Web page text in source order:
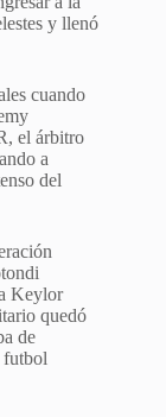
y llenó
cuando
el árbitro
a
del
Keylor
quedó
de
futbol